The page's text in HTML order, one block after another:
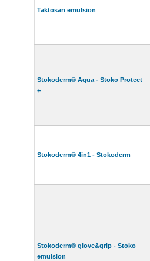
Taktosan emulsion
Stokoderm® Aqua - Stoko Protect
+
Stokoderm® 4in1 - Stokoderm
Stokoderm® glove&grip - Stoko
emulsion